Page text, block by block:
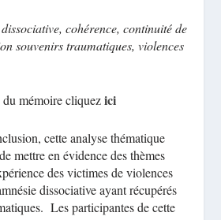
cohérence, continuité de
souvenirs traumatiques, violences
du mémoire cliquezici
cette analyse thématique
mettre en évidence des thèmes
des victimes de violences
dissociative ayant récupérés
Les participantes de cette